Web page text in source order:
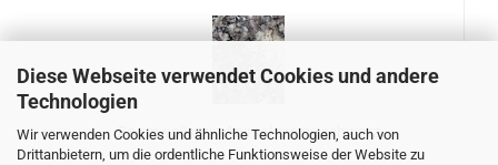
Diese Webseite verwendet Cookies und andere
Technologien
Wir verwenden Cookies und ähnliche Technologien, auch von
Drittanbietern, um die ordentliche Funktionsweise der Website zu
Baumwollsatin Animal creme schwarz